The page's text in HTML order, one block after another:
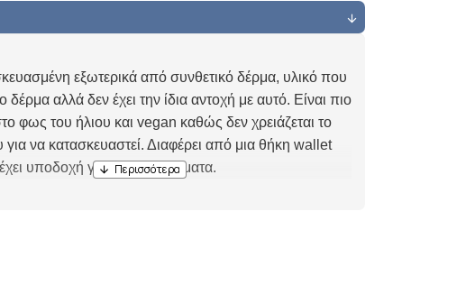
εξωτερικά από συνθετικό δέρμα, υλικό που
δέρμα αλλά δεν έχει την ίδια αντοχή με αυτό. Είναι πιο
φως του ήλιου και vegan καθώς δεν χρειάζεται το
να κατασκευαστεί. Διαφέρει από μια θήκη wallet
υποδοχή για χαρτονομίσματα.